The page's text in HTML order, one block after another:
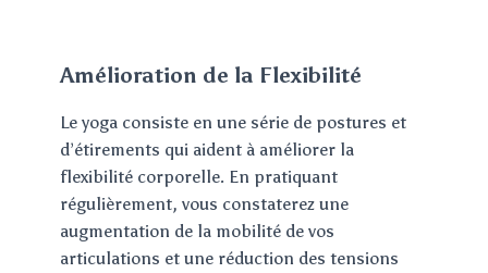
Amélioration de la Flexibilité
Le yoga consiste en une série de postures et
d’étirements qui aident à améliorer la
flexibilité corporelle. En pratiquant
régulièrement, vous constaterez une
augmentation de la mobilité de vos
articulations et une réduction des tensions